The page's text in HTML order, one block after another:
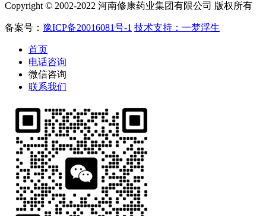
Copyright © 2002-2022 河南修康药业集团有限公司 版权所有
备案号： 豫ICP备20016081号-1 技术支持：一梦浮生
首页
电话咨询
微信咨询
联系我们